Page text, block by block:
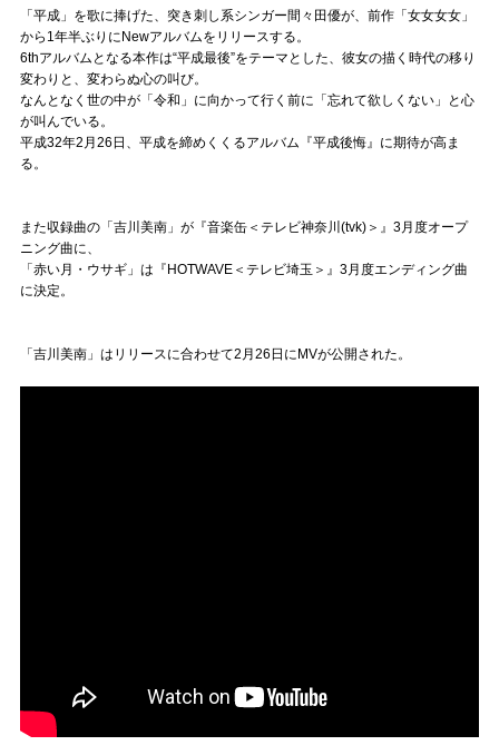
「平成」を歌に捧げた、突き刺し系シンガー間々田優が、前作「女女女女」
から1年半ぶりにNewアルバムをリリースする。
6thアルバムとなる本作は“平成最後”をテーマとした、彼女の描く時代の移り
変わりと、変わらぬ心の叫び。
なんとなく世の中が「令和」に向かって行く前に「忘れて欲しくない」と心
が叫んでいる。
平成32年2月26日、平成を締めくくるアルバム『平成後悔』に期待が高ま
る。
また収録曲の「吉川美南」が『音楽缶＜テレビ神奈川(tvk)＞』3月度オープ
ニング曲に、
「赤い月・ウサギ」は『HOTWAVE＜テレビ埼玉＞』3月度エンディング曲
に決定。
「吉川美南」はリリースに合わせて2月26日にMVが公開された。